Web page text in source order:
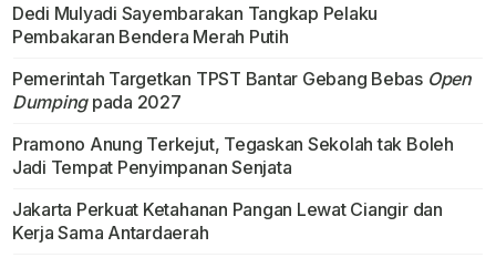
Dedi Mulyadi Sayembarakan Tangkap Pelaku
Pembakaran Bendera Merah Putih
Pemerintah Targetkan TPST Bantar Gebang Bebas Open
Dumpingpada 2027
Pramono Anung Terkejut, Tegaskan Sekolah tak Boleh
Jadi Tempat Penyimpanan Senjata
Jakarta Perkuat Ketahanan Pangan Lewat Ciangir dan
Kerja Sama Antardaerah